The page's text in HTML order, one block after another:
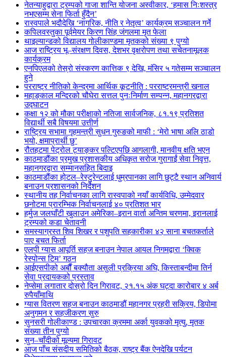
नेतन्याहुद्वारा ट्रम्पको गाजा शान्ति योजना अस्वीकार, ‘हमास निःशस्त्र
नभएसम्म सेना फिर्ता हुँदैन’
रास्वपाले भदौदेखि ‘नागरिक, नीति र नेतृत्व’ कार्यक्रम सञ्चालन गर्ने
कपिलवस्तुका पूर्वमेयर किरण सिंह जंगलमा मृत फेला
थाइल्यान्डको विद्यालय गोलीकाण्डमा मृतकको संख्या ९ पुग्यो
आज राष्ट्रिय भू–संरक्षण दिवस, देशभर वृक्षरोपण तथा सचेतनामूलक
कार्यक्रम
एनपिएलको तेस्रो संस्करण कात्तिक ९ देखि, मंसिर ५ गतेसम्म सञ्चालन
हुने
परराष्ट्र नीतिको केन्द्रमा आर्थिक कूटनीति : परराष्ट्रमन्त्री खनाल
महाङ्काल मन्दिरको चौघेरा सत्तल पुनःनिर्माण सम्पन्न, महानगरद्वारा
उद्घाटन
कक्षा १२ को मौका परीक्षाको नतिजा सार्वजनिक, ८१.१९ प्रतिशत
विद्यार्थी सबै विषयमा उत्तीर्ण
राष्ट्रिय सभामा गृहमन्त्री सुधन गुरुङको माफी : ‘मेरो भाषा अलि ठाडो
भयो, क्षमाप्रार्थी छु’
रौतहटमा पेट्रोल ट्याङ्कर पल्टिएपछि आगलागी, मानवीय क्षति भएन
काठमाडौंका प्रमुख प्रशासकीय अधिकृत सरोज गुरागाईं सेवा निवृत्त,
महानगरद्वारा सम्मानसहित बिदाइ
काठमाडौंका होटल–रेस्टुरेन्टलाई धुम्रपानका लागि छुट्टै स्थान अनिवार्य
बनाउन प्रशासनको निर्देशन
स्थानीय तह निर्वाचनका लागि रास्वपाको नयाँ कार्यविधि, उम्मेदवार
छनोटमा प्रारम्भिक निर्वाचनलाई ४० प्रतिशत भार
हर्मुज जलघाँटी खुलाउन अमेरिका–इरान वार्ता अन्तिम चरणमा, इरानलाई
ट्रम्पको कडा चेतावनी
समस्याग्रस्त शिव शिखर र पशुपति सहकारीका ४२ साना बचतकर्ताले
पाए बचत फिर्ता
एलपी ग्यास आपूर्ति सहज बनाउन नेपाल आयल निगमद्वारा ‘क्विक
रेस्पोन्स टिम’ गठन
आईएसपीको अर्बौं बक्यौता असुली प्रक्रिया अघि, किस्ताबन्दीमा तिर्न
सेवा प्रदायकको प्रस्ताव
नेप्सेमा लगातार दोस्रो दिन गिरावट, २१.१५ अंक घट्दा कारोबार ४ अर्ब
रुपैयाँमाथि
ग्यास वितरण सहज बनाउन काठमाडौं महानगर प्रहरी सक्रिय, डिपोमा
अनुगमन र सहजीकरण सुरु
सुनसरी गोलीकाण्ड : उपचारका क्रममा अर्का युवकको मृत्यु, मृतक
संख्या तीन पुग्यो
सुन–चाँदीको मूल्यमा गिरावट
आज पाँच संसदीय समितिको बैठक, राष्ट्र बैंक ऐनदेखि पर्यटन